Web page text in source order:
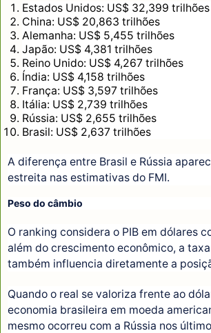
Estados Unidos: US$ 32,399 trilhões
China: US$ 20,863 trilhões
Alemanha: US$ 5,455 trilhões
Japão: US$ 4,381 trilhões
Reino Unido: US$ 4,267 trilhões
Índia: US$ 4,158 trilhões
França: US$ 3,597 trilhões
Itália: US$ 2,739 trilhões
Rússia: US$ 2,655 trilhões
Brasil: US$ 2,637 trilhões
A diferença entre Brasil e Rússia
estreita nas estimativas do FMI.
Peso do câmbio
O ranking considera o PIB em dólares
além do crescimento econômico, a
também influencia diretamente a
Quando o real se valoriza frente ao
economia brasileira em moeda
mesmo ocorreu com a Rússia nos